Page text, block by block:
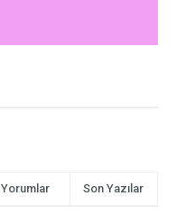
Yorumlar Son Yazılar